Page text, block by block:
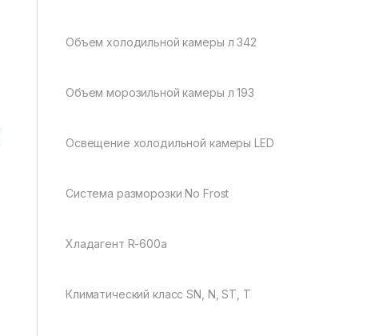
Объем холодильной камеры л 342
Объем морозильной камеры л 193
Освещение холодильной камеры LED
Система разморозки No Frost
Хладагент R-600a
Климатический класс SN, N, ST, T